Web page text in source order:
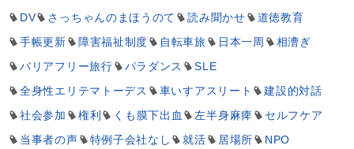
DV
さっちゃんのまほうのて 読み聞かせ
道徳教育
手帳更新
障害福祉制度 自転車旅 日本一周
相漕ぎ
バリアフリー旅行
パラダンス
SLE
全身性エリテマトーデス
車いすアスリート
建設的対話
社会参加
権利 くも膜下出血 左半身麻痺
セルフケア
当事者の声
特例子会社なし 就活 居場所 NPO